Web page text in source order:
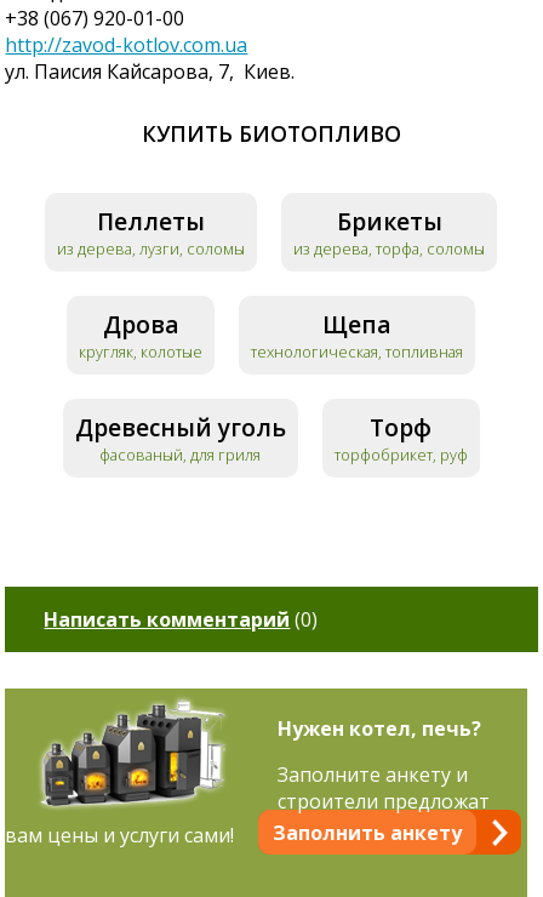
+38 (067) 920-01-00
http://zavod-kotlov.com.ua
ул. Паисия Кайсарова, 7, Киев.
КУПИТЬ БИОТОПЛИВО
Пеллеты
из дерева, лузги, соломы
Брикеты
из дерева, торфа, соломы
Дрова
кругляк, колотые
Щепа
технологическая, топливная
Древесный уголь
фасованый, для гриля
Торф
торфобрикет, руф
Написать комментарий (0)
Нужен котел, печь?
Заполнить анкету
Заполните анкету и
строители предложат
вам цены и услуги сами!